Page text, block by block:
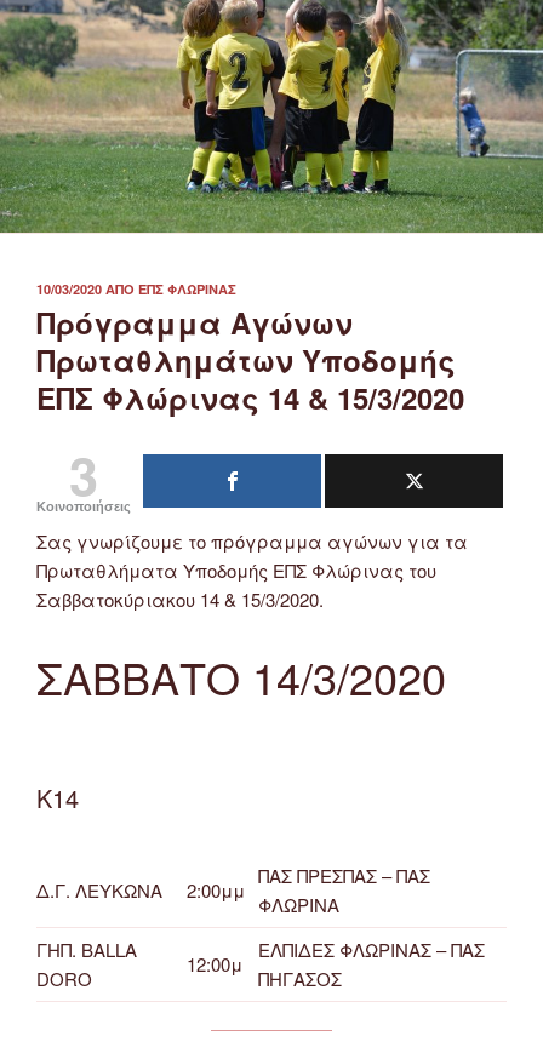
ΔΗΜΟΣΙΕΎΤΗΚΕ
ΣΤΙΣ
10/03/2020 ΑΠΌ ΕΠΣ ΦΛΏΡΙΝΑΣ
Πρόγραμμα Αγώνων
Πρωταθλημάτων Υποδομής
ΕΠΣ Φλώρινας 14 & 15/3/2020
3
Κοινοποιήσεις
Σας γνωρίζουμε το πρόγραμμα αγώνων για τα
Πρωταθλήματα Υποδομής ΕΠΣ Φλώρινας του
Σαββατοκύριακου 14 & 15/3/2020.
ΣΑΒΒΑΤΟ 14/3/2020
Κ14
Δ.Γ. ΛΕΥΚΩΝΑ 2:00μμ
ΠΑΣ ΠΡΕΣΠΑΣ – ΠΑΣ
ΦΛΩΡΙΝΑ
ΓΗΠ. BALLA
DORO
12:00μ
ΕΛΠΙΔΕΣ ΦΛΩΡΙΝΑΣ – ΠΑΣ
ΠΗΓΑΣΟΣ